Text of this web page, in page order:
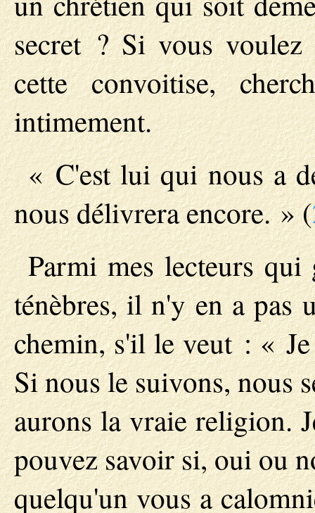
secret ? Si vous
cette convoitise,
intimement.
« C'est lui qui nous a
nous délivrera encore. » (
Parmi mes lecteurs qui
ténèbres, il n'y en a pas
chemin, s'il le veut : «
Si nous le suivons, nous
aurons la vraie religion.
pouvez savoir si, oui ou
quelqu'un vous a